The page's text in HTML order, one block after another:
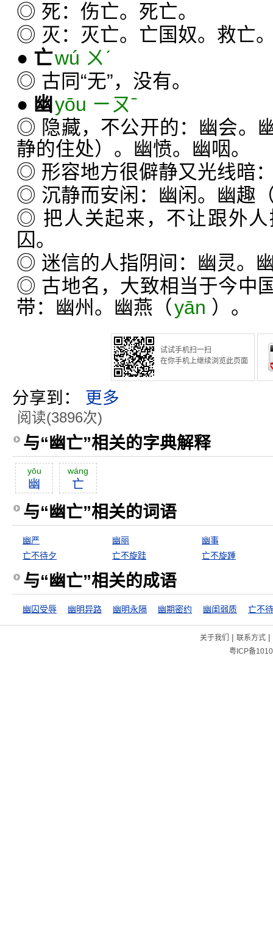
◎ 死：伤亡。死亡。
◎ 灭：灭亡。亡国奴。救亡
● 亡wú ㄨˊ
◎ 古同“无”，没有。
● 幽 yōu ㄧㄡˉ
◎ 隐藏，不公开的：幽会。
静的住处）。幽愤。幽咽。
◎ 形容地方很僻静又光线暗
◎ 沉静而安闲：幽闲。幽趣
◎ 把人关起来，不让跟外
囚。
◎ 迷信的人指阴间：幽灵。
◎ 古地名，大致相当于今中
带：幽州。幽燕（yān ）。
试试手机扫一扫
在你手机上继续浏览此页面
分享到： 更多
阅读(3896次)
与“幽亡”相关的字典解释
yōu
幽
wáng
亡
与“幽亡”相关的词语
幽严 幽丽
幽事
亡不待夕
亡不旋跬 亡不旋踵
与“幽亡”相关的成语
幽囚受辱 幽明异路 幽明永隔 幽期密约 幽闺弱质 亡不
关于我们 | 联系方式|
粤ICP备